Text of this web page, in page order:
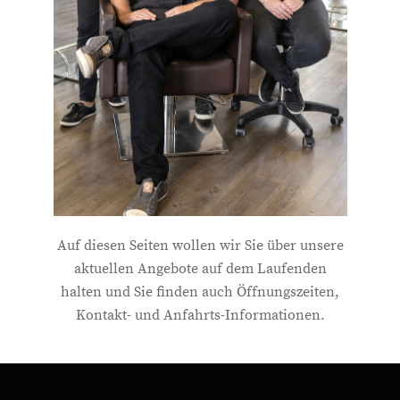
Auf diesen Seiten wollen wir Sie über unsere
aktuellen Angebote auf dem Laufenden
halten und Sie finden auch Öffnungszeiten,
Kontakt- und Anfahrts-Informationen.